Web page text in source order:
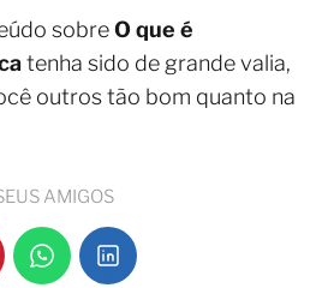
sobreO que é
tenha sido de grande valia,
outros tão bom quanto na
AMIGOS